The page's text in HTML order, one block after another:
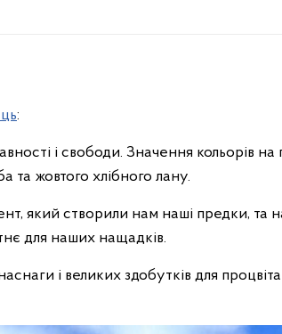
:
і свободи. Значення кольорів на
та жовтого хлібного лану.
який створили нам наші предки, та
для наших нащадків.
і великих здобутків для